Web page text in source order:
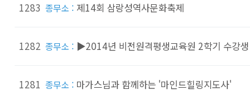
1283 종무소 : 제14회 삼랑성역사문화축제
1282 종무소 : ▶2014년 비전원격평생교육원 2학기 수강생
1281 종무소 : 마가스님과 함께하는 '마인드힐링지도사'